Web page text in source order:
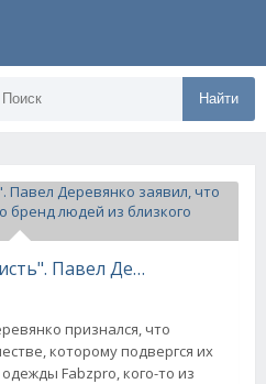
Найти
"У многих людей зависть". Павел Деревянко заявил, что подозревает в атаках на его бренд людей из близкого окружения
признался, что
которому подвергся их
Fabzpro, кого-то из